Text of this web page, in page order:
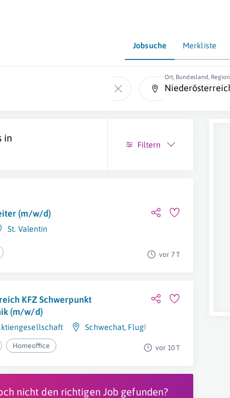
Jobsuche Merkliste
Ort, Bundesland, Region
in
Filtern
(m/w/d)
St. Valentin
vor 7 T
KFZ Schwerpunkt
(m/w/d)
Schwechat, Flughafen Wien
Homeoffice vor 10 T
nicht den richtigen Job gefunden?